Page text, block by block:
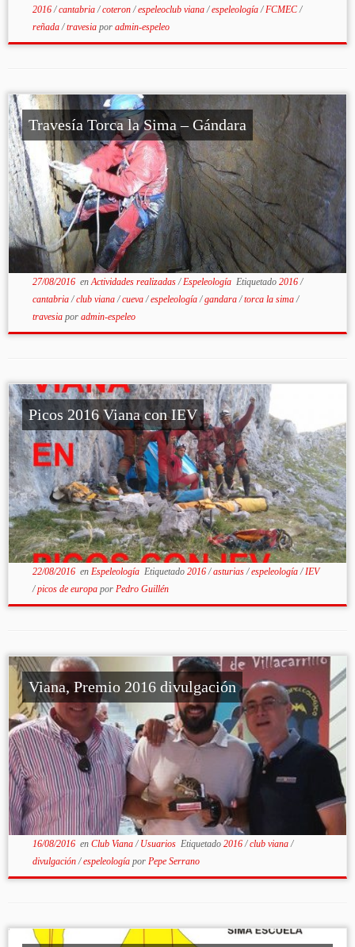
2016/cantabria/coteron/espeleoclub viana/espeleología/FCMEC/
reñada/travesia por admin-espeleo
Travesía Torca la Sima – Gándara
27/08/2016enActividades realizadas/Espeleología Etiquetado 2016/
cantabria/club viana/cueva/espeleología/gandara/torca la sima/
travesia por admin-espeleo
Picos 2016 Viana con IEV
22/08/2016en Espeleología Etiquetado 2016/asturias/espeleología/IEV
/picos de europa por Pedro Guillén
Viana, Premio 2016 divulgación
16/08/2016en Club Viana/ Usuarios Etiquetado 2016/club viana/
divulgación/espeleología por Pepe Serrano